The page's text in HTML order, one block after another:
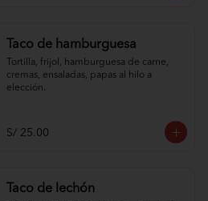
Taco de hamburguesa
Tortilla, frijol, hamburguesa de carne,
cremas, ensaladas, papas al hilo a
elección.
S/ 25.00
Taco de lechón